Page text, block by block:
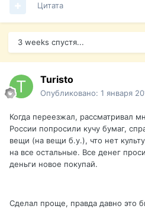
Цитата
3 weeks спустя...
Turisto
Опубликовано: 1 января
Когда переезжал, рассматривал
России попросили кучу бумаг,
вещи (на вещи б.у.), что нет
на все остальные. Все денег
деньги новое покупай.
Сделал проще, правда давно это